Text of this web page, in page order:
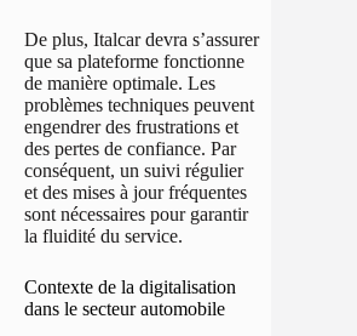
De plus, Italcar devra s’assurer
que sa plateforme fonctionne
de manière optimale. Les
problèmes techniques peuvent
engendrer des frustrations et
des pertes de confiance. Par
conséquent, un suivi régulier
et des mises à jour fréquentes
sont nécessaires pour garantir
la fluidité du service.
Contexte de la digitalisation
dans le secteur automobile